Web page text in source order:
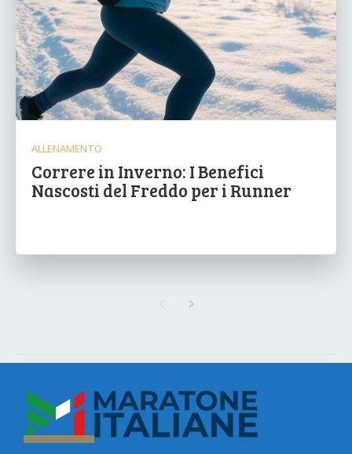
ALLENAMENTO
Correre in Inverno: I Benefici
Nascosti del Freddo per i Runner